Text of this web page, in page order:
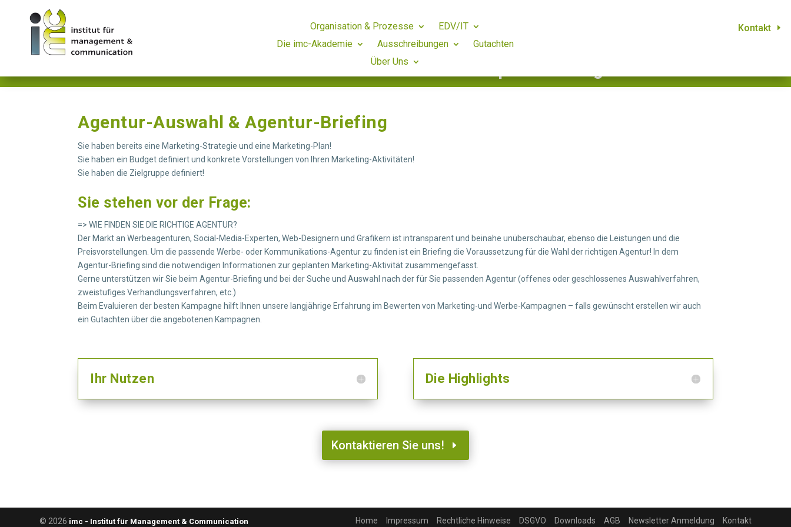
Organisation & Prozesse
EDV/IT
Die imc-Akademie
Ausschreibungen
Gutachten
Über Uns
Kontakt
Wie finde ich die – für mein Unternehmen – passende Agentur?
Agentur-Auswahl & Agentur-Briefing
Sie haben bereits eine Marketing-Strategie und eine Marketing-Plan!
Sie haben ein Budget definiert und konkrete Vorstellungen von Ihren Marketing-Aktivitäten!
Sie haben die Zielgruppe definiert!
Sie stehen vor der Frage:
=> WIE FINDEN SIE DIE RICHTIGE AGENTUR?
Der Markt an Werbeagenturen, Social-Media-Experten, Web-Designern und Grafikern ist intransparent und beinahe unüberschaubar, ebenso die Leistungen und die
Preisvorstellungen. Um die passende Werbe- oder Kommunikations-Agentur zu finden ist ein Briefing die Voraussetzung für die Wahl der richtigen Agentur! In dem
Agentur-Briefing sind die notwendigen Informationen zur geplanten Marketing-Aktivität zusammengefasst.
Gerne unterstützen wir Sie beim Agentur-Briefing und bei der Suche und Auswahl nach der für Sie passenden Agentur (offenes oder geschlossenes Auswahlverfahren,
zweistufiges Verhandlungsverfahren, etc.)
Beim Evaluieren der besten Kampagne hilft Ihnen unsere langjährige Erfahrung im Bewerten von Marketing-und Werbe-Kampagnen – falls gewünscht erstellen wir auch
ein Gutachten über die angebotenen Kampagnen.
Ihr Nutzen Die Highlights
Kontaktieren Sie uns!
© 2026 imc - Institut für Management & Communication Home Impressum Rechtliche Hinweise DSGVO Downloads AGB Newsletter Anmeldung Kontakt